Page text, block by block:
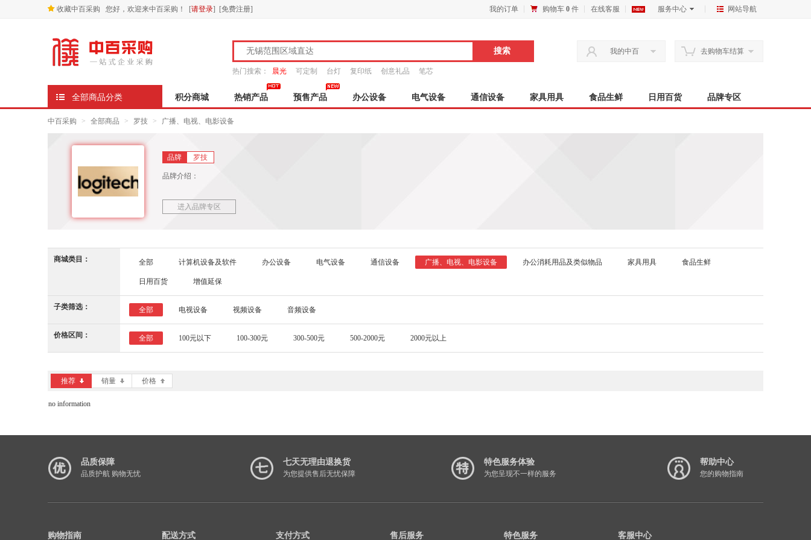
收藏中百采购 您好，欢迎来中百采购！ [请登录] [免费注册] 我的订单 购物车 0 件 在线客服 服务中心 网站导航
热门搜索： 晨光 可定制 台灯 复印纸 创意礼品 笔芯
我的中百 去购物车结算
全部商品分类 积分商城 热销产品 预售产品 办公设备 电气设备 通信设备 家具用具 食品生鲜 日用百货 品牌专区
中百采购 > 全部商品 > 罗技 > 广播、电视、电影设备
品牌 罗技
品牌介绍：
进入品牌专区
商城类目： 全部 计算机设备及软件 办公设备 电气设备 通信设备 广播、电视、电影设备 办公消耗用品及类似物品 家具用具 食品生鲜
日用百货 增值延保
子类筛选： 全部 电视设备 视频设备 音频设备
价格区间： 全部 100元以下 100-300元 300-500元 500-2000元 2000元以上
推荐 销量 价格
no information
品质保障
品质护航 购物无忧
七天无理由退换货
为您提供售后无忧保障
特色服务体验
为您呈现不一样的服务
帮助中心
您的购物指南
购物指南 配送方式 支付方式 售后服务 特色服务 客服中心